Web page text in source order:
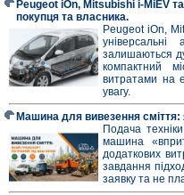
Peugeot iOn, Mitsubishi i-MiEV
покупця та власника.
Peugeot iOn,
залишаються
компактний
витратами на
увагу.
Машина для вивезення сміття:
Подача
машина
додаткових
завдання
заявку та не